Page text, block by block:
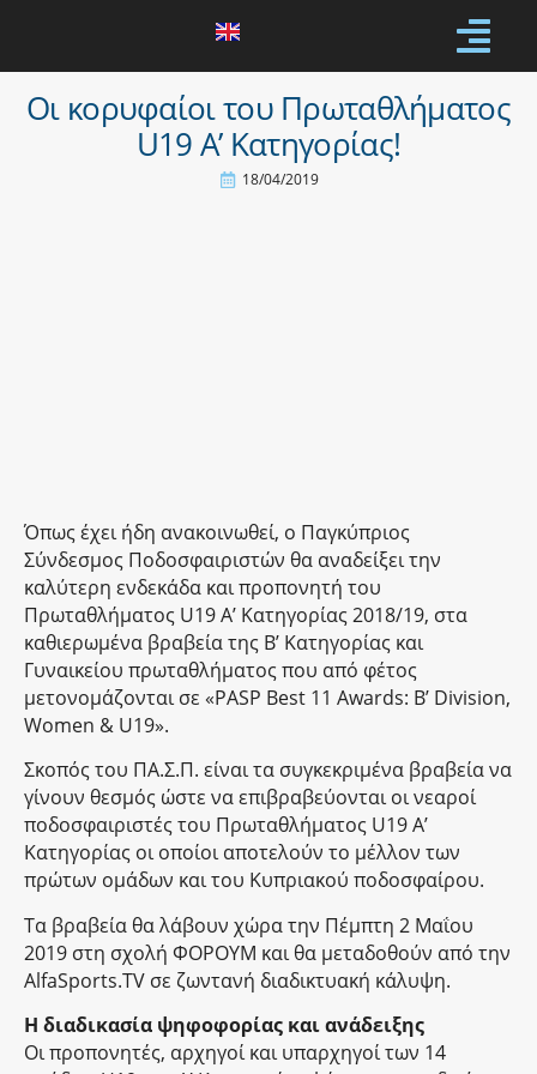
Οι κορυφαίοι του Πρωταθλήματος
U19 Α’ Κατηγορίας!
18/04/2019
Όπως έχει ήδη ανακοινωθεί, ο Παγκύπριος
Σύνδεσμος Ποδοσφαιριστών θα αναδείξει την
καλύτερη ενδεκάδα και προπονητή του
Πρωταθλήματος U19 A’ Κατηγορίας 2018/19, στα
καθιερωμένα βραβεία της B’ Κατηγορίας και
Γυναικείου πρωταθλήματος που από φέτος
μετονομάζονται σε «PASP Best 11 Awards: B’ Division,
Women & U19».
Σκοπός του ΠΑ.Σ.Π. είναι τα συγκεκριμένα βραβεία να
γίνουν θεσμός ώστε να επιβραβεύονται οι νεαροί
ποδοσφαιριστές του Πρωταθλήματος U19 Α’
Κατηγορίας οι οποίοι αποτελούν το μέλλον των
πρώτων ομάδων και του Κυπριακού ποδοσφαίρου.
Τα βραβεία θα λάβουν χώρα την Πέμπτη 2 Μαΐου
2019 στη σχολή ΦΟΡΟΥΜ και θα μεταδοθούν από την
AlfaSports.TV σε ζωντανή διαδικτυακή κάλυψη.
Η διαδικασία ψηφοφορίας και ανάδειξης
Οι προπονητές, αρχηγοί και υπαρχηγοί των 14